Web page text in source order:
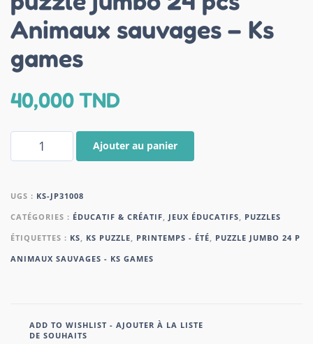
Animaux sauvages – Ks
games
40,000TND
Ajouter au panier
UGS : KS-JP31008
CATÉGORIES : ÉDUCATIF & CRÉATIF JEUX ÉDUCATIFS
PUZZLES
ÉTIQUETTES : KS KS PUZZLE PRINTEMPS - ÉTÉ
PUZZLE JUMBO 24 P
ANIMAUX SAUVAGES - KS GAMES
ADD TO WISHLIST - AJOUTER À LA LISTE
DE SOUHAITS